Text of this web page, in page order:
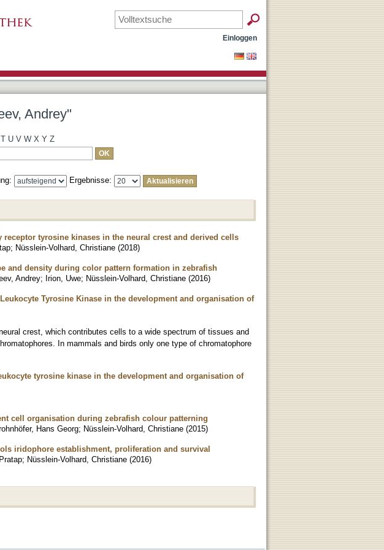
Einloggen
Andrey"
T U V W X Y Z
Ergebnisse:
tyrosine kinases in the neural crest and derived cells
; Nüsslein-Volhard, Christiane (2018)
and density during color pattern formation in zebrafish
Andrey; Irion, Uwe; Nüsslein-Volhard, Christiane (2016)
Tyrosine Kinase in the development and organisation of
crest, which contributes cells to a wide spectrum of tissues and
In mammals and birds only one type of chromatophore
tyrosine kinase in the development and organisation of
cell organisation during zebrafish colour patterning
Hans Georg; Nüsslein-Volhard, Christiane (2015)
iridophore establishment, proliferation and survival
; Nüsslein-Volhard, Christiane (2016)